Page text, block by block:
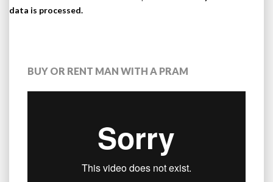
data is processed.
BUY OR RENT MAN WITH A PRAM